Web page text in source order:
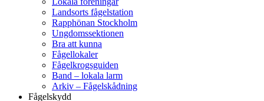
Landsorts fågelstation
Rapphönan Stockholm
Ungdomssektionen
Bra att kunna
Fågellokaler
Fågelkrogsguiden
Band – lokala larm
Arkiv – Fågelskådning
Fågelskydd